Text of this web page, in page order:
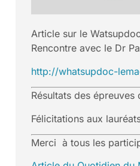
Article sur le
Rencontre avec le Dr
http://whatsupdoc-
Résultats des
Félicitations aux
Merci à tous les